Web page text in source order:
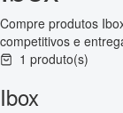
Compre produtos
competitivos e
1 produto(s)
Ibox